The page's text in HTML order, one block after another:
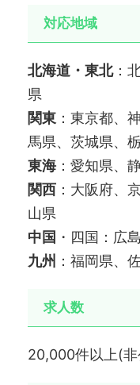
対応地域
北海道・東北：
県
関東 ：東京都、
馬県、茨城県、
東海 ：愛知県、
関西 ：大阪府、
山県
中国 ・四国：広
九州 ：福岡県、
求人数
20,000件以上(